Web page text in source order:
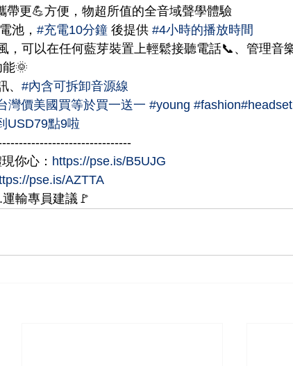
帶更💪方便，物超所值的全音域聲學體驗
池， #充電10分鐘 後提供 #4小時的播放時間
🌞
、 #內含可拆卸音源線
灣價美國買等於買一送一 #young #fashion#headset
USD79點9啦
你心： https://pse.is/B5UJG
pse.is/AZTTA
輸專員建議🚩